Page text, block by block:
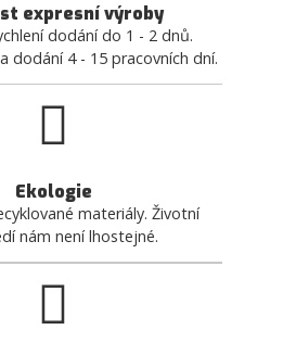
expresní výroby
dodání do 1 - 2 dnů.
dodání 4 - 15 pracovních dní.
Ekologie
materiály. Životní
nám není lhostejné.